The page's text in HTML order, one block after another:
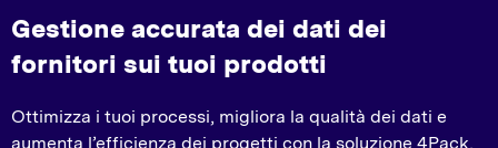
Gestione accurata dei dati dei
fornitori sui tuoi prodotti
Ottimizza i tuoi processi, migliora la qualità dei dati e
aumenta l’efficienza dei progetti con la soluzione 4Pack,